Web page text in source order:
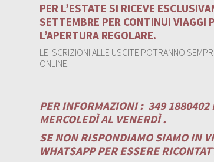
PER L’ESTATE SI RICEVE
SETTEMBRE PER CONTINUI VIAGGI
L’APERTURA REGOLARE.
LE ISCRIZIONI ALLE USCITE POTRANNO
ONLINE.
PER INFORMAZIONI : 349 1880402
MERCOLEDÌ AL VENERDÌ .
SE NON RISPONDIAMO SIAMO IN
WHATSAPP PER ESSERE